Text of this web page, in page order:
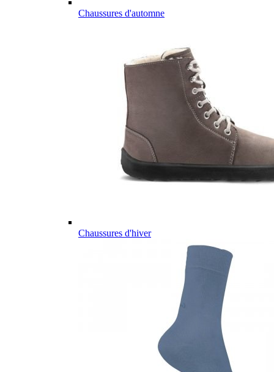
Chaussures d'automne
Chaussures d'hiver